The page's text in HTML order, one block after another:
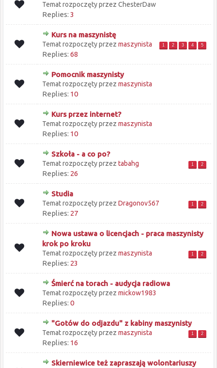
Temat rozpoczęty przez ChesterDaw
Replies: 3
Kurs na maszynistę
Temat rozpoczęty przez maszynista 1 2 3 4 5
Replies: 68
Pomocnik maszynisty
Temat rozpoczęty przez maszynista
Replies: 10
Kurs przez internet?
Temat rozpoczęty przez maszynista
Replies: 10
Szkoła - a co po?
Temat rozpoczęty przez tabahg 1 2
Replies: 26
Studia
Temat rozpoczęty przez Dragonov567 1 2
Replies: 27
Nowa ustawa o licencjach - praca maszynisty
krok po kroku
Temat rozpoczęty przez maszynista 1 2
Replies: 23
Śmierć na torach - audycja radiowa
Temat rozpoczęty przez mickow1983
Replies: 0
"Gotów do odjazdu" z kabiny maszynisty
Temat rozpoczęty przez maszynista 1 2
Replies: 16
Skierniewice też zapraszają wolontariuszy